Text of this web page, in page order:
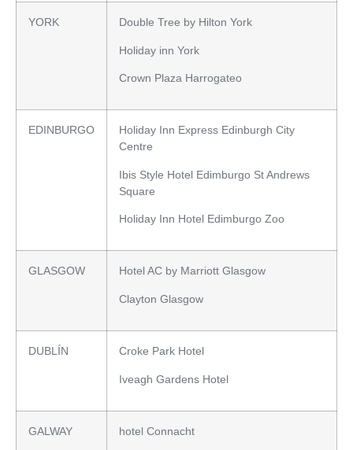
YORK Double Tree by Hilton York
Holiday inn York
Crown Plaza Harrogateo
EDINBURGO
Holiday Inn Express Edinburgh City
Centre
Ibis Style Hotel Edimburgo St Andrews
Square
Holiday Inn Hotel Edimburgo Zoo
GLASGOW Hotel AC by Marriott Glasgow
Clayton Glasgow
DUBLÍN Croke Park Hotel
Iveagh Gardens Hotel
GALWAY hotel Connacht